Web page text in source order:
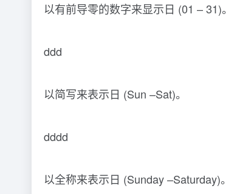
以有前导零的数字来显示日 (01 – 31)。
ddd
以简写来表示日 (Sun –Sat)。
dddd
以全称来表示日 (Sunday –Saturday)。